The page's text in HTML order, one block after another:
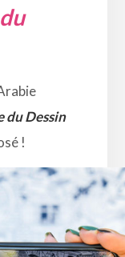
du Dessin
!